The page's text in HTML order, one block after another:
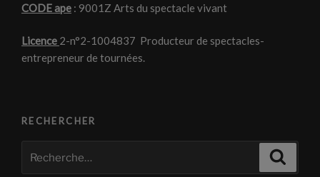
CODE ape : 9001Z Arts du spectacle vivant
Licence 2-n°2-1004837 Producteur de spectacles-
entrepreneur de tournées.
RECHERCHER
pour